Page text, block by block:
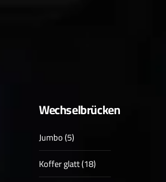
Wechselbrücken
Jumbo (5)
Koffer glatt (18)